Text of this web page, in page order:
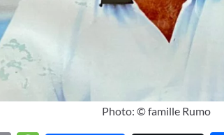
Photo: © famille Rumo